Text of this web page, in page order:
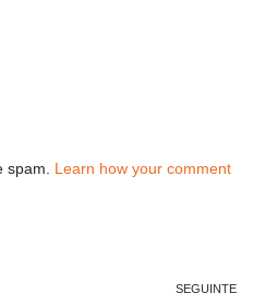
spam. Learn how your comment
SEGUINTE